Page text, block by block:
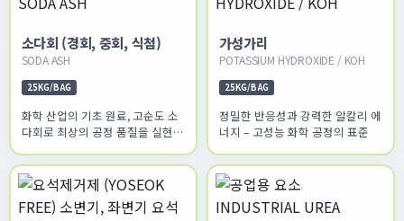
소다회 (경회, 중회, 식첨)
SODA ASH
25KG/BAG
화학 산업의 기초 원료, 고순도 소
다회로 최상의 공정 품질을 실현하
가성가리
POTASSIUM HYDROXIDE / KOH
25KG/BAG
정밀한 반응성과 강력한 알칼리 에
너지 – 고성능 화학 공정의 표준